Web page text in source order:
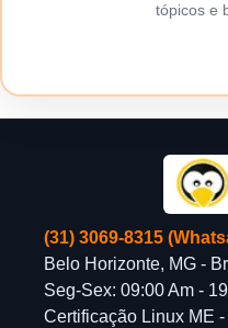
tópicos e
(31) 3069-8315
Belo Horizonte, MG -
Seg-Sex: 09:00 Am -
Certificação Linux ME